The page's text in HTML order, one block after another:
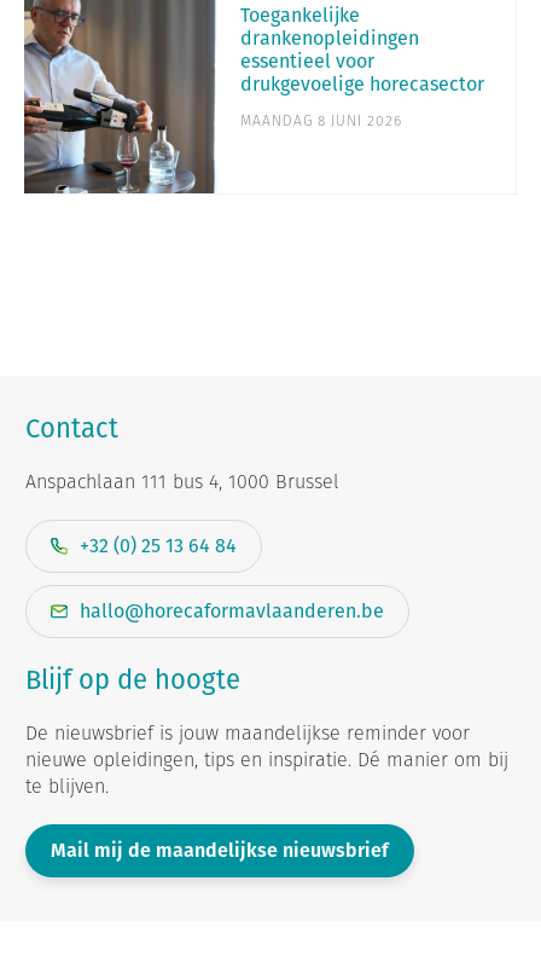
Toegankelijke
drankenopleidingen
essentieel voor
drukgevoelige horecasector
MAANDAG 8 JUNI 2026
Contact
Anspachlaan 111 bus 4, 1000 Brussel
+32 (0) 25 13 64 84
hallo@horecaformavlaanderen.be
Blijf op de hoogte
De nieuwsbrief is jouw maandelijkse reminder voor
nieuwe opleidingen, tips en inspiratie. Dé manier om bij
te blijven.
Mail mij de maandelijkse nieuwsbrief